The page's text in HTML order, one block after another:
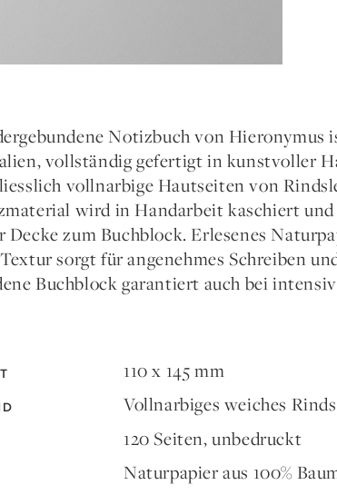
Notizbuch von Hieronymus
vollständig gefertigt in kunstvoller
vollnarbige Hautseiten von
wird in Handarbeit kaschiert
Decke zum Buchblock. Erlesenes
sorgt für angenehmes Schreiben
Buchblock garantiert auch bei
110 x 145 mm
Vollnarbiges weiches
120 Seiten, unbedruckt
Naturpapier aus 100%